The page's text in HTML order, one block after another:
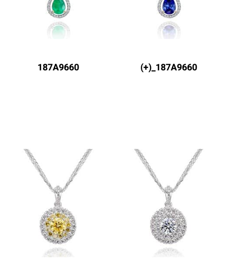
187A9660_(+)
187A9660